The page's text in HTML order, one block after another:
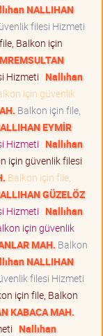
NALLIHAN
filesi Hizmeti
Balkon için
Hizmeti Nallıhan
için güvenlik
Balkon için file,
EYMİR
Hizmeti Nallıhan
için güvenlik filesi
Balkon için file,
GÜZELÖZ
Hizmeti Nallıhan
için güvenlik
MAH. Balkon
NALLIHAN
filesi Hizmeti
için file, Balkon
KABACA MAH.
Nallıhan